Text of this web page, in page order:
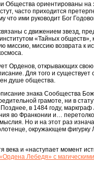
Общества ориентированы
часто приходится
что ими руководит Бог
с движением звезд,
«Тайных
миссию, миссию возврата к
Орденов, открывающих
Для того и
душе общества.
знака Сообщества
грамоте, ни в
Позднее, в 1484 году,
во Франконии и…
Но и на этот раз
окружающем фигурку
века и «наступает момент
Лебедя» с